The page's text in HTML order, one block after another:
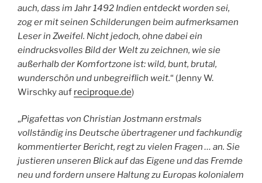
auch, dass im Jahr 1492 Indien entdeckt worden sei,
zog er mit seinen Schilderungen beim aufmerksamen
Leser in Zweifel. Nicht jedoch, ohne dabei ein
eindrucksvolles Bild der Welt zu zeichnen, wie sie
außerhalb der Komfortzone ist: wild, bunt, brutal,
wunderschön und unbegreiflich weit.“ (Jenny W.
Wirschky auf reciproque.de)
„Pigafettas von Christian Jostmann erstmals
vollständig ins Deutsche übertragener und fachkundig
kommentierter Bericht, regt zu vielen Fragen … an. Sie
justieren unseren Blick auf das Eigene und das Fremde
neu und fordern unsere Haltung zu Europas kolonialem